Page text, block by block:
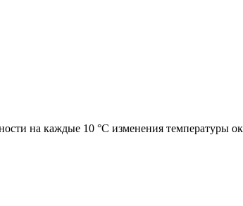
на каждые 10 °C изменения температуры